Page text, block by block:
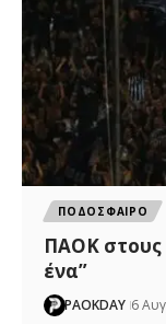
ΠΟΔΟΣΦΑΙΡΟ
ΠΑΟΚ στους
ένα”
PAOKDAY 6